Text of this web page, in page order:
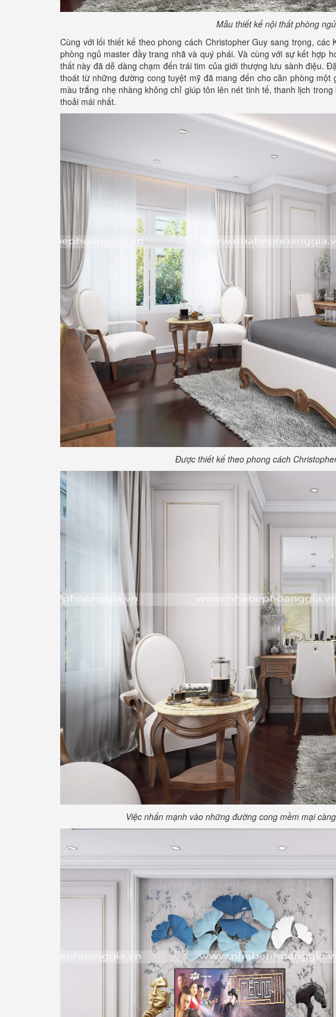
Mẫu thiết kế nội thất phòng
Cùng với lối thiết kế theo phong cách Christopher Guy sang trọng, các
phòng ngủ master đầy trang nhã và quý phái. Và cùng với sự kết hợp
thất này đã dễ dàng chạm đến trái tim của giới thượng lưu sành điệu.
thoát từ những đường cong tuyệt mỹ đã mang đến cho căn phòng
màu trắng nhẹ nhàng không chỉ giúp tôn lên nét tinh tế, thanh lịch
thoải mái nhất.
Được thiết kế theo phong cách
Việc nhấn mạnh vào những đường cong mềm mại